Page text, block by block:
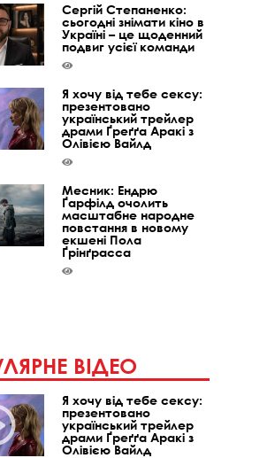
Сергій Степаненко:
сьогодні знімати кіно в
Україні – це щоденний
подвиг усієї команди
Я хочу від тебе сексу:
презентовано
український трейлер
драми Ґреґґа Аракі з
Олівією Вайлд
Месник: Ендрю
Ґарфілд очолить
масштабне народне
повстання в новому
екшені Пола
Ґрінґрасса
ВІДЕО
Я хочу від тебе сексу:
презентовано
український трейлер
драми Ґреґґа Аракі з
Олівією Вайлд